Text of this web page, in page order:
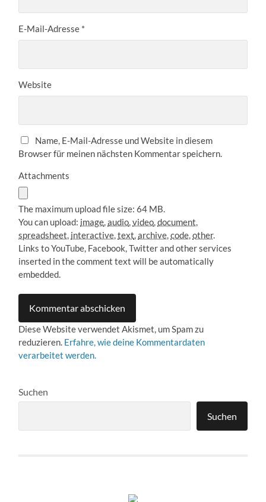
E-Mail-Adresse *
Website
Name, E-Mail-Adresse und Website in diesem
Browser für meinen nächsten Kommentar speichern.
Attachments
The maximum upload file size: 64 MB.
You can upload: image,audio,video,document,
spreadsheet, interactive,text,archive,code,other.
Links to YouTube, Facebook, Twitter and other services
inserted in the comment text will be automatically
embedded.
Diese Website verwendet Akismet, um Spam zu
reduzieren. Erfahre, wie deine Kommentardaten
verarbeitet werden.
Suchen
Suchen